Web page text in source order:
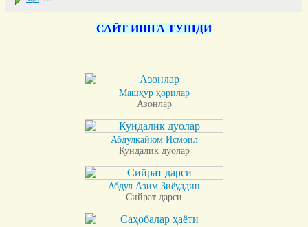
САЙТ ИШГА ТУШДИ
Машҳур қорилар
Азонлар
Абдулқайюм Исмоил
Кундалик дуолар
Абдул Азим Зиёуддин
Сийрат дарси